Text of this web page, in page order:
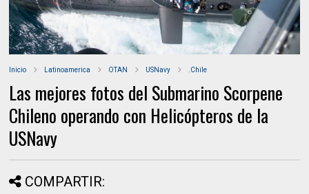
Inicio Latinoamerica OTAN USNavy .Chile
Las mejores fotos del Submarino Scorpene
Chileno operando con Helicópteros de la
USNavy
COMPARTIR: